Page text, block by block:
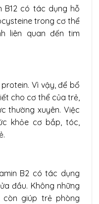
B12 có tác dụng hỗ
trong cơ thể
liên quan đến tim
Vì vậy, để bổ
cho cơ thể của trẻ,
thường xuyên. Việc
khỏe cơ bắp, tóc,
B2 có tác dụng
đầu. Không những
giúp trẻ phòng